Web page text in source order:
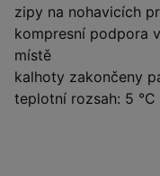
zipy na nohavicích
kompresní podpora
místě
kalhoty zakončeny
teplotní rozsah: 5 °C